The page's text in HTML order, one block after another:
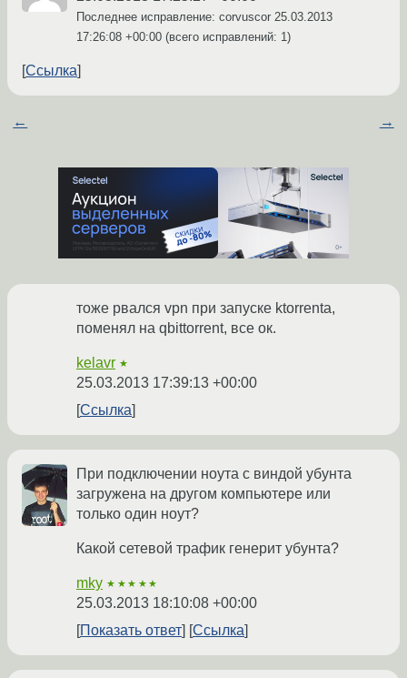
Последнее исправление: corvuscor 25.03.2013
17:26:08 +00:00 (всего исправлений: 1)
Ссылка
← →
тоже рвался vpn при запуске ktorrenta,
поменял на qbittorrent, все ок.
kelavr ★
25.03.2013 17:39:13 +00:00
Ссылка
При подключении ноута с виндой убунта
загружена на другом компьютере или
только один ноут?
Какой сетевой трафик генерит убунта?
mky ★★★★★
25.03.2013 18:10:08 +00:00
Показать ответ
Ссылка